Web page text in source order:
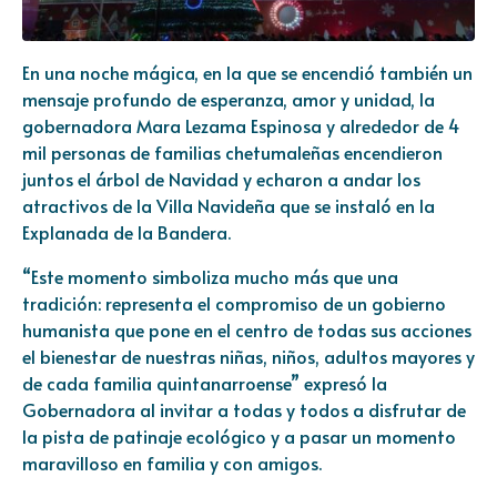
En una noche mágica, en la que se encendió también un
mensaje profundo de esperanza, amor y unidad, la
gobernadora Mara Lezama Espinosa y alrededor de 4
mil personas de familias chetumaleñas encendieron
juntos el árbol de Navidad y echaron a andar los
atractivos de la Villa Navideña que se instaló en la
Explanada de la Bandera.
“Este momento simboliza mucho más que una
tradición: representa el compromiso de un gobierno
humanista que pone en el centro de todas sus acciones
el bienestar de nuestras niñas, niños, adultos mayores y
de cada familia quintanarroense” expresó la
Gobernadora al invitar a todas y todos a disfrutar de
la pista de patinaje ecológico y a pasar un momento
maravilloso en familia y con amigos.